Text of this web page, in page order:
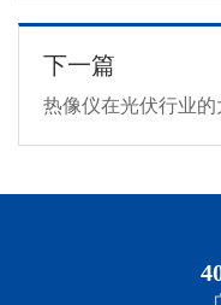
下一篇
热像仪在光伏行业的